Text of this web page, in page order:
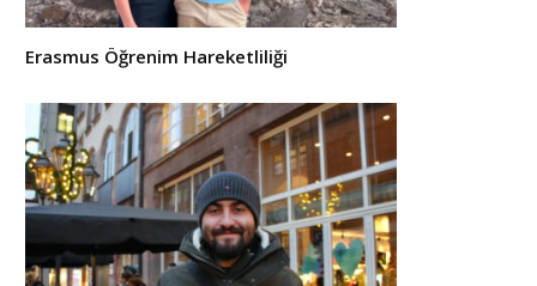
Erasmus Öğrenim Hareketliliği